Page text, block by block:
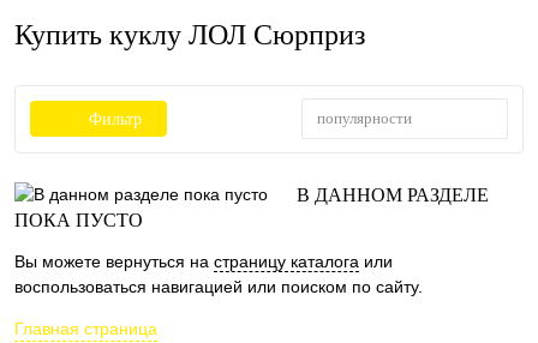
Купить куклу ЛОЛ Сюрприз
Фильтр популярности
В ДАННОМ РАЗДЕЛЕ
ПОКА ПУСТО
Вы можете вернуться на страницу каталога или
воспользоваться навигацией или поиском по сайту.
Главная страница